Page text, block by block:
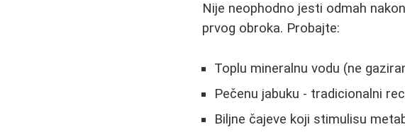
Nije neophodno jesti odmah
prvog obroka. Probajte:
Toplu mineralnu vodu (ne
Pečenu jabuku - tradicionalni
Biljne čajeve koji stimulisu